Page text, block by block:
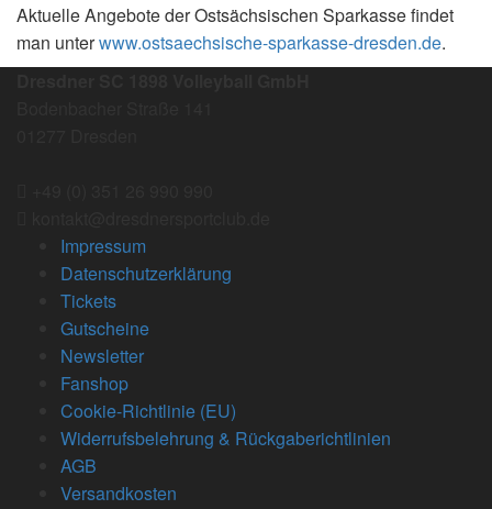
Aktuelle Angebote der Ostsächsischen Sparkasse findet
man unterwww.ostsaechsische-sparkasse-dresden.de.
Impressum
Datenschutzerklärung
Tickets
Gutscheine
Newsletter
Fanshop
Cookie-Richtlinie (EU)
Widerrufsbelehrung & Rückgaberichtlinien
AGB
Versandkosten